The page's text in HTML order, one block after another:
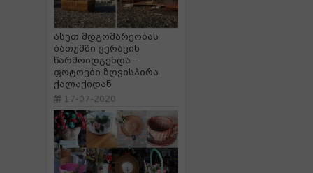
ასეთ მდგომარეობას
ბათუმში ვერავინ
წარმოიდგენდა –
ფოტოები ზღვისპირა
ქალაქიდან
17-07-2020